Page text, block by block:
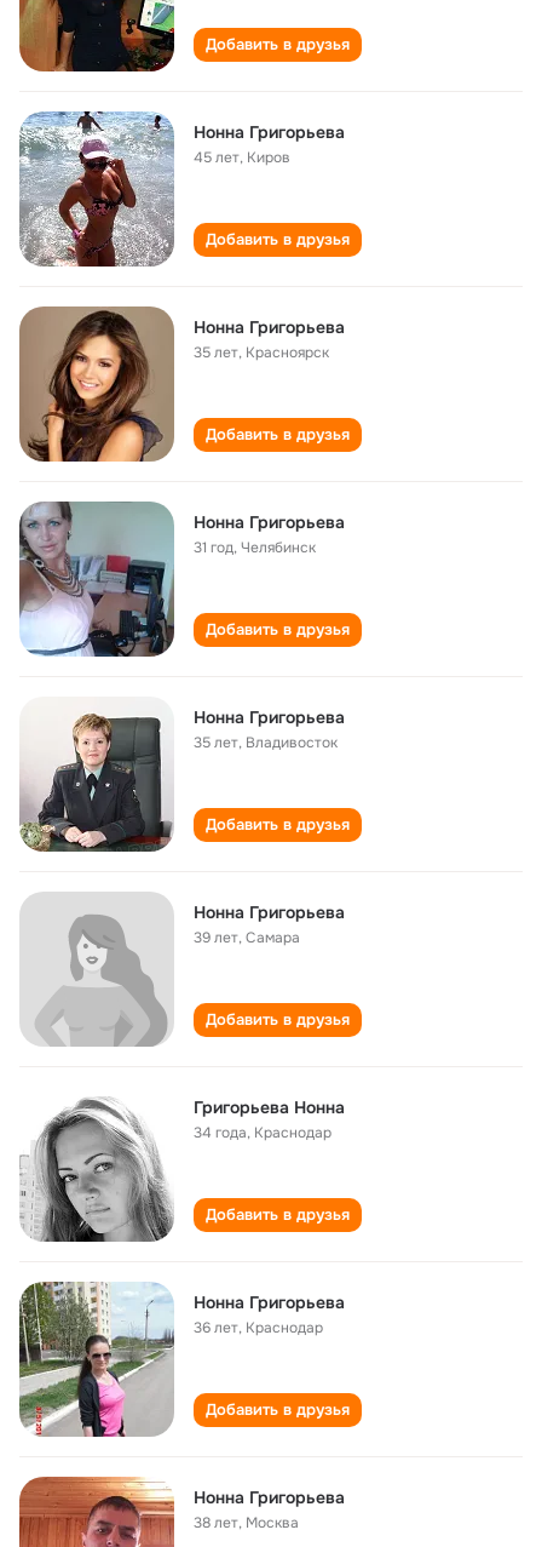
Добавить в друзья
Нонна Григорьева
45 лет, Киров
Добавить в друзья
Нонна Григорьева
35 лет, Красноярск
Добавить в друзья
Нонна Григорьева
31 год,Челябинск
Добавить в друзья
Нонна Григорьева
35 лет, Владивосток
Добавить в друзья
Нонна Григорьева
39 лет,Самара
Добавить в друзья
Григорьева Нонна
34 года, Краснодар
Добавить в друзья
Нонна Григорьева
36 лет, Краснодар
Добавить в друзья
Нонна Григорьева
38 лет, Москва